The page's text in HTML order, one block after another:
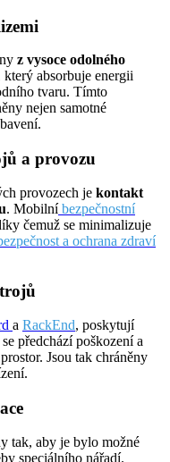
z vysoce odolného
který absorbuje energii
tvaru. Tímto
nejen samotné
a provozu
provozech je kontakt
. Mobilníbezpečnostní
čemuž se minimalizuje
a ochrana zdraví
a RackEnd, poskytují
předchází poškození a
Jsou tak chráněny
tak, aby je bylo možné
speciálního nářadí.